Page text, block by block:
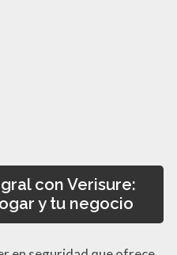
con Verisure:
y tu negocio